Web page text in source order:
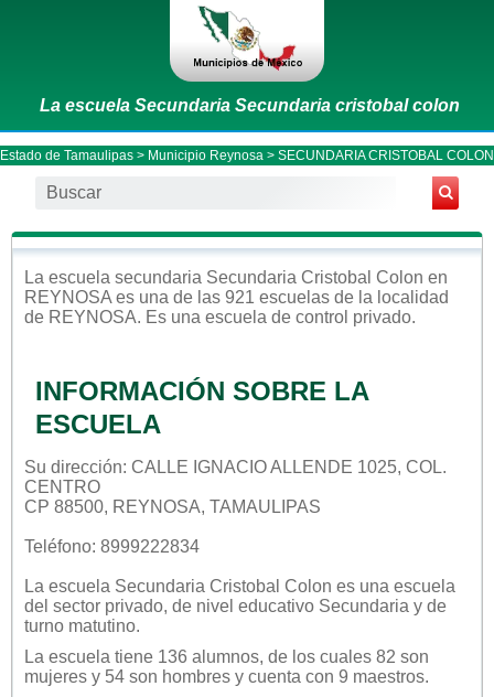
La escuela Secundaria Secundaria cristobal colon
Estado de Tamaulipas > Municipio Reynosa > SECUNDARIA CRISTOBAL COLON
La escuela secundaria Secundaria Cristobal Colon en
REYNOSA es una de las 921 escuelas de la localidad
de REYNOSA. Es una escuela de control privado.
INFORMACIÓN SOBRE LA
ESCUELA
Su dirección: CALLE IGNACIO ALLENDE 1025, COL.
CENTRO
CP 88500, REYNOSA, TAMAULIPAS
Teléfono: 8999222834
La escuela Secundaria Cristobal Colon es una escuela
del sector privado, de nivel educativo Secundaria y de
turno matutino.
La escuela tiene 136 alumnos, de los cuales 82 son
mujeres y 54 son hombres y cuenta con 9 maestros.